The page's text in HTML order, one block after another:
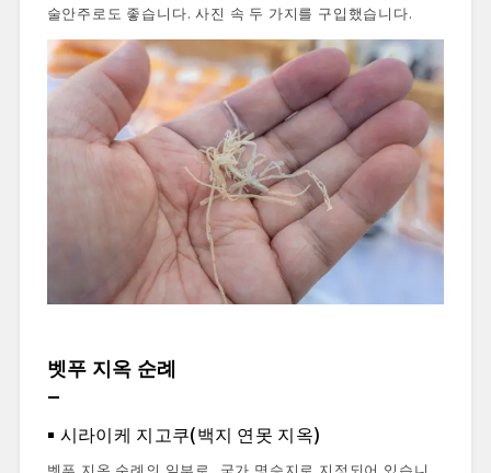
술안주로도 좋습니다. 사진 속 두 가지를 구입했습니다.
벳푸 지옥 순례
시라이케 지고쿠(백지 연못 지옥)
벳푸 지옥 순례의 일부로, 국가 명승지로 지정되어 있습니